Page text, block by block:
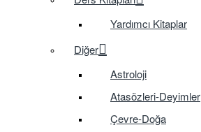
Yardımcı Kitaplar
Diğer
Astroloji
Atasözleri-Deyimler
Çevre-Doğa